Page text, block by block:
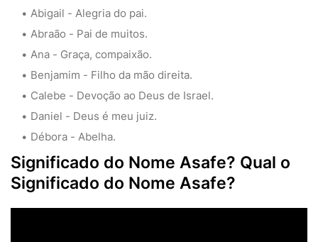
Abigail - Alegria do pai.
Abraão - Pai de muitos.
Ana - Graça, compaixão.
Benjamim - Filho da mão direita.
Calebe - Devoção ao Deus de Israel.
Daniel - Deus é meu juiz.
Débora - Abelha.
Significado do Nome Asafe? Qual o
Significado do Nome Asafe?